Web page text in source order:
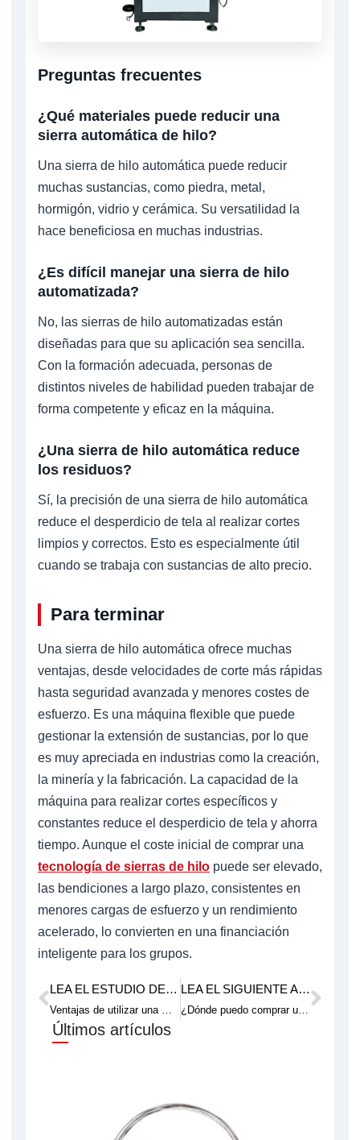
Preguntas frecuentes
¿Qué materiales puede reducir una
sierra automática de hilo?
Una sierra de hilo automática puede reducir
muchas sustancias, como piedra, metal,
hormigón, vidrio y cerámica. Su versatilidad la
hace beneficiosa en muchas industrias.
¿Es difícil manejar una sierra de hilo
automatizada?
No, las sierras de hilo automatizadas están
diseñadas para que su aplicación sea sencilla.
Con la formación adecuada, personas de
distintos niveles de habilidad pueden trabajar de
forma competente y eficaz en la máquina.
¿Una sierra de hilo automática reduce
los residuos?
Sí, la precisión de una sierra de hilo automática
reduce el desperdicio de tela al realizar cortes
limpios y correctos. Esto es especialmente útil
cuando se trabaja con sustancias de alto precio.
Para terminar
Una sierra de hilo automática ofrece muchas
ventajas, desde velocidades de corte más rápidas
hasta seguridad avanzada y menores costes de
esfuerzo. Es una máquina flexible que puede
gestionar la extensión de sustancias, por lo que
es muy apreciada en industrias como la creación,
la minería y la fabricación. La capacidad de la
máquina para realizar cortes específicos y
constantes reduce el desperdicio de tela y ahorra
tiempo. Aunque el coste inicial de comprar una
tecnología de sierras de hilo puede ser elevado,
las bendiciones a largo plazo, consistentes en
menores cargas de esfuerzo y un rendimiento
acelerado, lo convierten en una financiación
inteligente para los grupos.
Anterior LEA EL ESTUDIO DE CASO ANTERIOR.
Ventajas de utilizar una máquina CNC de corte de contornos
LEA EL SIGUIENTE ARTÍCULO TÉCNICO.
¿Dónde puedo comprar una herramienta de corte de alambre de alta calidad?
Últimos artículos